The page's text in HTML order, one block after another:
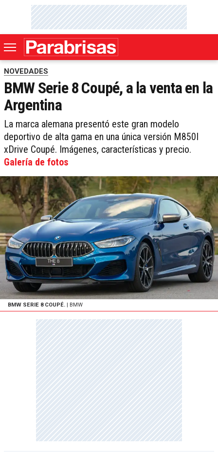
NOVEDADES
BMW Serie 8 Coupé, a la venta en la
Argentina
La marca alemana presentó este gran modelo
deportivo de alta gama en una única versión M850I
xDrive Coupé. Imágenes, características y precio.
Galería de fotos
BMW SERIE 8 COUPÉ. | BMW